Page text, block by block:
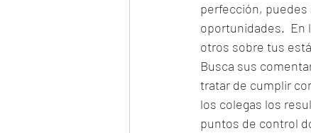
perfección, puedes
oportunidades.  En
otros sobre tus
Busca sus
tratar de cumplir
los colegas los
puntos de control